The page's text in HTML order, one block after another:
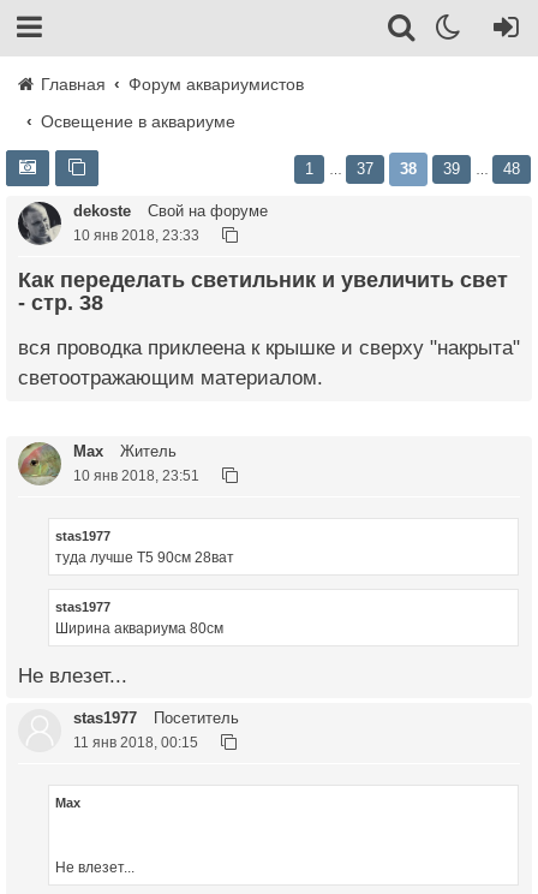
Главная
Форум аквариумистов
Освещение в аквариуме
1 37 38 39 48
dekoste Свой на форуме
10 янв 2018, 23:33
Как переделать светильник и увеличить свет
- стр. 38
вся проводка приклеена к крышке и сверху "накрыта"
светоотражающим материалом.
Max Житель
10 янв 2018, 23:51
stas1977
туда лучше Т5 90см 28ват
stas1977
Ширина аквариума 80см
Не влезет...
stas1977 Посетитель
11 янв 2018, 00:15
Max
Не влезет...